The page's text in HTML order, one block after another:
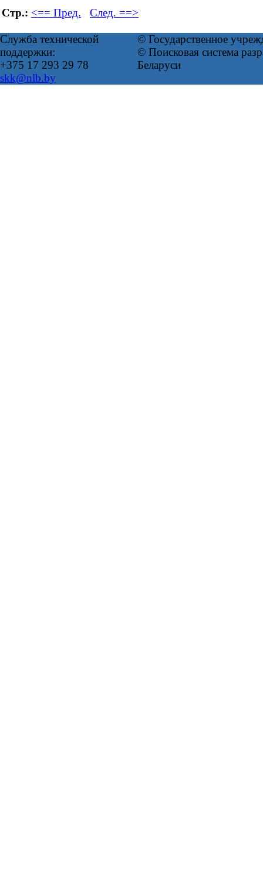
Стр.: <== Пред. След. ==>
Служба технической
поддержки:
+375 17 293 29 78
skk@nlb.by
© Государственное
© Поисковая система
Беларуси